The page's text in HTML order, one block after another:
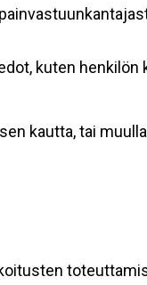
kuten henkilön
kautta, tai